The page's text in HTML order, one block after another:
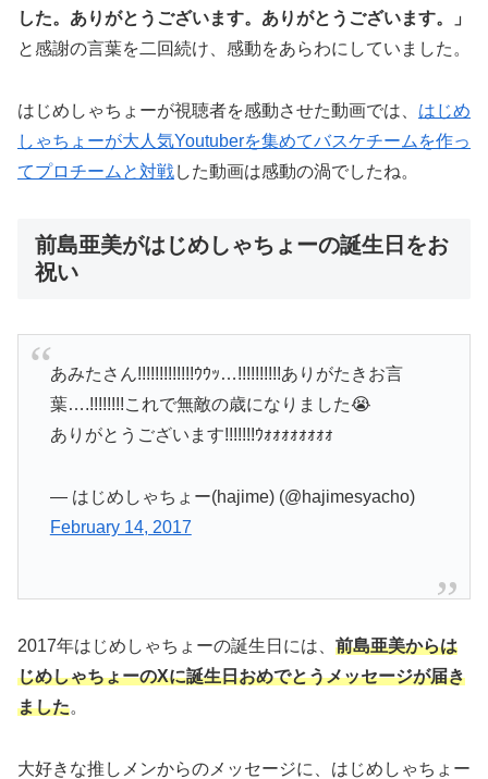
した。ありがとうございます。ありがとうございます。」
と感謝の言葉を二回続け、感動をあらわにしていました。
はじめしゃちょーが視聴者を感動させた動画では、 はじめ
しゃちょーが大人気Youtuberを集めてバスケチームを作っ
てプロチームと対戦した動画は感動の渦でしたね。
前島亜美がはじめしゃちょーの誕生日をお
祝い
あみたさん!!!!!!!!!!!!!ｳｳｯ…!!!!!!!!!!ありがたきお言
葉….!!!!!!!!これで無敵の歳になりました😭
ありがとうございます!!!!!!!ｳｫｫｫｫｫｫｫｫ
— はじめしゃちょー(hajime) (@hajimesyacho)
February 14, 2017
2017年はじめしゃちょーの誕生日には、 前島亜美からは
じめしゃちょーのXに誕生日おめでとうメッセージが届き
ました。
大好きな推しメンからのメッセージに、はじめしゃちょー